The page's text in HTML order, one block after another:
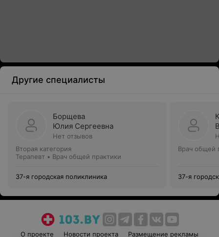
Другие специалисты
Борщева
Юлия Сергеевна
Нет отзывов
Вторая категория
Терапевт • Врач общей практики
37-я городская поликлиника
Врач общей
37-я
О проекте Новости проекта Размещение рекламы